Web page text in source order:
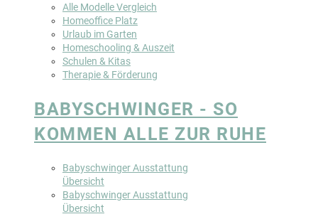
Alle Modelle Vergleich
Homeoffice Platz
Urlaub im Garten
Homeschooling & Auszeit
Schulen & Kitas
Therapie & Förderung
BABYSCHWINGER - SO
KOMMEN ALLE ZUR RUHE
Babyschwinger Ausstattung
Übersicht
Babyschwinger Ausstattung
Übersicht